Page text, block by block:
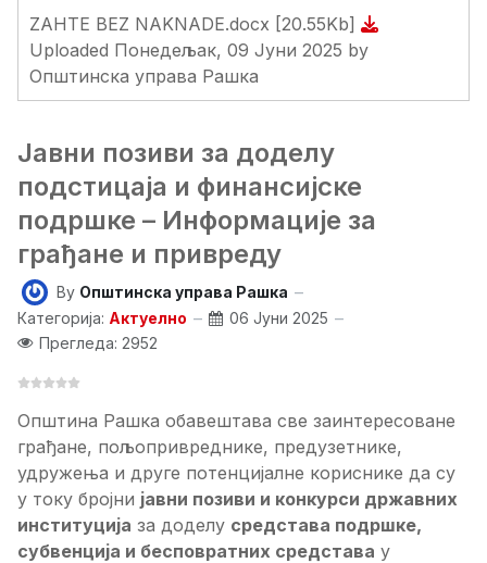
ZAHTE BEZ NAKNADE.docx [20.55Kb]
Uploaded Понедељак, 09 Јуни 2025 by
Општинска управа Рашка
Јавни позиви за доделу
подстицаја и финансијске
подршке – Информације за
грађане и привреду
By Општинска управа Рашка
Категорија: Актуелно
06 Јуни 2025
Прегледа: 2952
Општина Рашка обавештава све заинтересоване
грађане, пољопривреднике, предузетнике,
удружења и друге потенцијалне кориснике да су
у току бројни јавни позиви и конкурси државних
институција за доделу средстава подршке,
субвенција и бесповратних средстава у